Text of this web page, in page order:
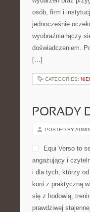
osób, firm i
jednocześnie
wyobraźnia łączy
doświadczeniem.
[…]
CATEGORIES:
PORADY
POSTED BY
Equi Verso to
angażujący i
i dla tych, którzy
koni z praktyczną
się z hodowlą,
prawdziwej